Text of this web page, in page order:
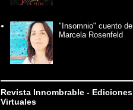
"Insomnio" cuento de
Marcela Rosenfeld
Revista Innombrable - Ediciones
Virtuales